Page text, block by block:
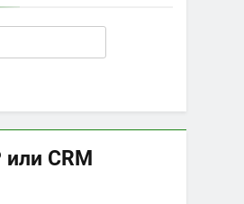
или CRM